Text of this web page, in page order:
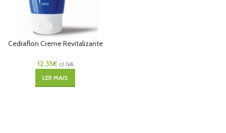
Cedraflon Creme Revitalizante
12,35€ c/ IVA
LER MAIS